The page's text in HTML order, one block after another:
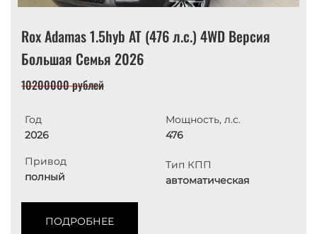
Rox Adamas 1.5hyb AT (476 л.с.) 4WD Версия
Большая Семья 2026
10200000 рублей
Год
2026
Мощность, л.с.
476
Привод
полный
Тип КПП
автоматическая
ПОДРОБНЕЕ